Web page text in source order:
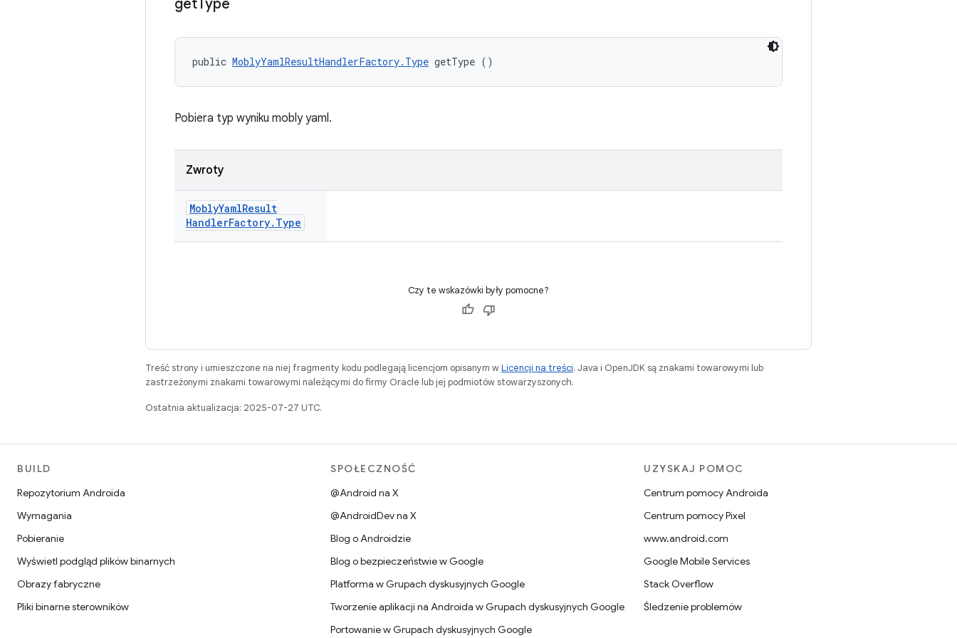
getType
public MoblyYamlResultHandlerFactory.Type getType ()
Pobiera typ wyniku mobly yaml.
Zwroty
MoblyYamlResult
HandlerFactory. Type
Czy te wskazówki były pomocne?
Treść strony i umieszczone na niej fragmenty kodu podlegają licencjom opisanym wLicencji na treści. Java i OpenJDK są znakami towarowymi lub
zastrzeżonymi znakami towarowymi należącymi do firmy Oracle lub jej podmiotów stowarzyszonych.
Ostatnia aktualizacja: 2025-07-27 UTC.
BUILD
Repozytorium Androida
Wymagania
Pobieranie
Wyświetl podgląd plików binarnych
Obrazy fabryczne
Pliki binarne sterowników
SPOŁECZNOŚĆ
@Android na X
@AndroidDev na X
Blog o Androidzie
Blog o bezpieczeństwie w Google
Platforma w Grupach dyskusyjnych Google
Tworzenie aplikacji na Androida w Grupach dyskusyjnych Google
Portowanie w Grupach dyskusyjnych Google
UZYSKAJ POMOC
Centrum pomocy Androida
Centrum pomocy Pixel
www.android.com
Google Mobile Services
Stack Overflow
Śledzenie problemów